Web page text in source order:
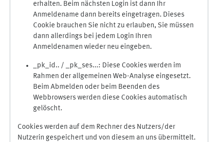
erhalten. Beim nächsten Login ist dann Ihr
Anmeldename dann bereits eingetragen. Dieses
Cookie brauchen Sie nicht zu erlauben, Sie müssen
dann allerdings bei jedem Login Ihren
Anmeldenamen wieder neu eingeben.
_pk_id.. / _pk_ses...: Diese Cookies werden im
Rahmen der allgemeinen Web-Analyse eingesetzt.
Beim Abmelden oder beim Beenden des
Webbrowsers werden diese Cookies automatisch
gelöscht.
Cookies werden auf dem Rechner des Nutzers/der
Nutzerin gespeichert und von diesem an uns übermittelt.